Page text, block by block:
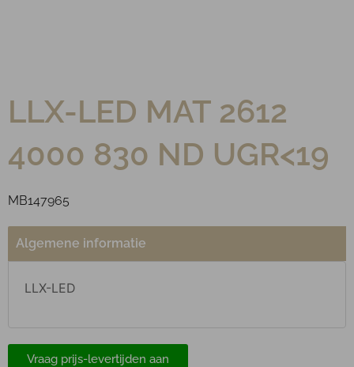
LLX-LED MAT 2612
4000 830 ND UGR<19
MB147965
Algemene informatie
LLX-LED
Vraag prijs-levertijden aan